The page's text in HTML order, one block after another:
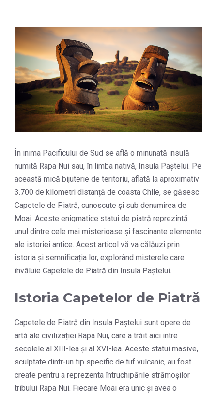
În inima Pacificului de Sud se află o minunată insulă
numită Rapa Nui sau, în limba nativă, Insula Paștelui. Pe
această mică bijuterie de teritoriu, aflată la aproximativ
3.700 de kilometri distanță de coasta Chile, se găsesc
Capetele de Piatră, cunoscute și sub denumirea de
Moai. Aceste enigmatice statui de piatră reprezintă
unul dintre cele mai misterioase și fascinante elemente
ale istoriei antice. Acest articol vă va călăuzi prin
istoria și semnificația lor, explorând misterele care
învăluie Capetele de Piatră din Insula Paștelui.
Istoria Capetelor de Piatră
Capetele de Piatră din Insula Paștelui sunt opere de
artă ale civilizației Rapa Nui, care a trăit aici între
secolele al XIII-lea și al XVI-lea. Aceste statui masive,
sculptate dintr-un tip specific de tuf vulcanic, au fost
create pentru a reprezenta întruchipările strămoșilor
tribului Rapa Nui. Fiecare Moai era unic și avea o